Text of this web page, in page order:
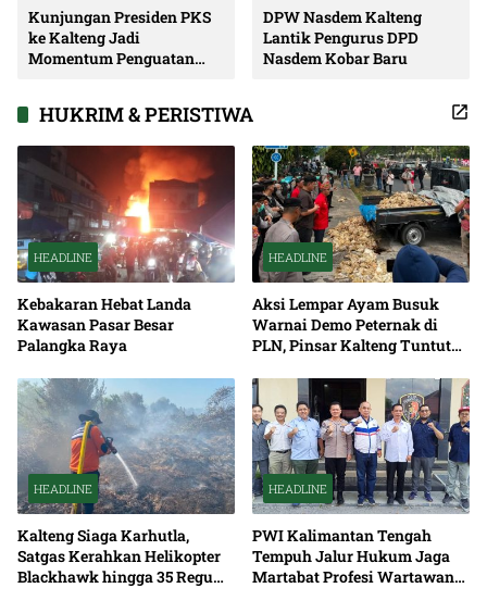
Kunjungan Presiden PKS
ke Kalteng Jadi
Momentum Penguatan
DPW Nasdem Kalteng
Lantik Pengurus DPD
Nasdem Kobar Baru
HUKRIM & PERISTIWA
HEADLINE
Kebakaran Hebat Landa
Kawasan Pasar Besar
Palangka Raya
HEADLINE
Aksi Lempar Ayam Busuk
Warnai Demo Peternak di
PLN, Pinsar Kalteng Tuntut
HEADLINE
Kalteng Siaga Karhutla,
Satgas Kerahkan Helikopter
Blackhawk hingga 35 Regu
HEADLINE
PWI Kalimantan Tengah
Tempuh Jalur Hukum Jaga
Martabat Profesi Wartawan